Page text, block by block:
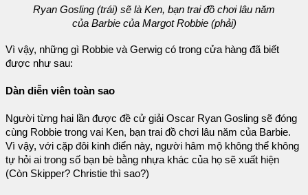
Ryan Gosling (trái) sẽ là Ken, bạn trai đồ chơi lâu năm
của Barbie của Margot Robbie (phải)
Vì vậy, những gì Robbie và Gerwig có trong cửa hàng đã biết
được như sau:
Dàn diễn viên toàn sao
Người từng hai lần được đề cử giải Oscar Ryan Gosling sẽ đóng
cùng Robbie trong vai Ken, bạn trai đồ chơi lâu năm của Barbie.
Vì vậy, với cặp đôi kinh điển này, người hâm mộ không thể không
tự hỏi ai trong số bạn bè bằng nhựa khác của họ sẽ xuất hiện
(Còn Skipper? Christie thì sao?)